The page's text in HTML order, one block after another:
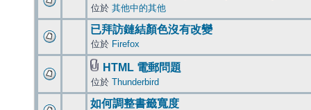
位於 其他中的其他
已拜訪鏈結顏色沒有改變
位於 Firefox
HTML 電郵問題
位於 Thunderbird
如何調整書籤寬度